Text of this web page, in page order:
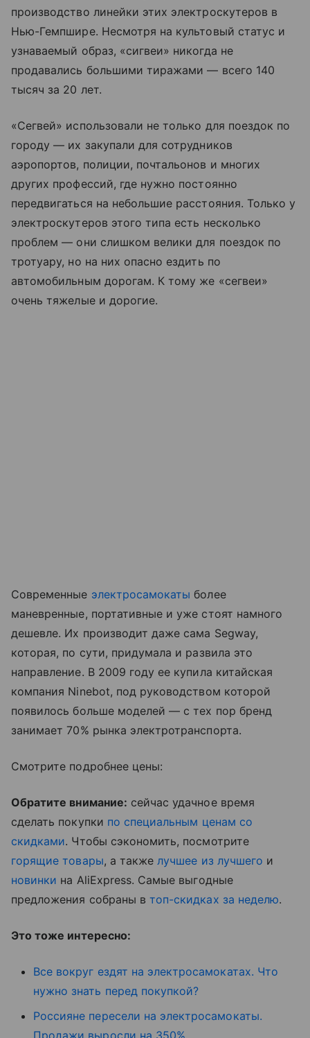
производство линейки этих электроскутеров в
Нью-Гемпшире. Несмотря на культовый статус и
узнаваемый образ, «сигвеи» никогда не
продавались большими тиражами — всего 140
тысяч за 20 лет.
«Сегвей» использовали не только для поездок по
городу — их закупали для сотрудников
аэропортов, полиции, почтальонов и многих
других профессий, где нужно постоянно
передвигаться на небольшие расстояния. Только у
электроскутеров этого типа есть несколько
проблем — они слишком велики для поездок по
тротуару, но на них опасно ездить по
автомобильным дорогам. К тому же «сегвеи»
очень тяжелые и дорогие.
Современные электросамокаты более
маневренные, портативные и уже стоят намного
дешевле. Их производит даже сама Segway,
которая, по сути, придумала и развила это
направление. В 2009 году ее купила китайская
компания Ninebot, под руководством которой
появилось больше моделей — с тех пор бренд
занимает 70% рынка электротранспорта.
Смотрите подробнее цены:
Обратите внимание: сейчас удачное время
сделать покупки по специальным ценам со
скидками. Чтобы сэкономить, посмотрите
горящие товары, а также лучшее из лучшего и
новинки на AliExpress. Самые выгодные
предложения собраны втоп-скидках за неделю.
Это тоже интересно:
Все вокруг ездят на электросамокатах. Что
нужно знать перед покупкой?
Россияне пересели на электросамокаты.
Продажи выросли на 350%